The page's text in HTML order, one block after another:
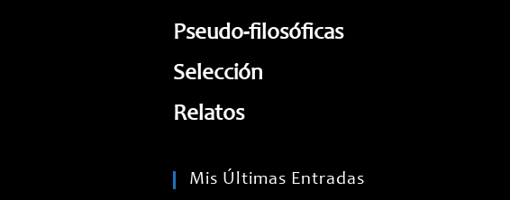
Pseudo-filosóficas
Selección
Relatos
Mis Últimas Entradas